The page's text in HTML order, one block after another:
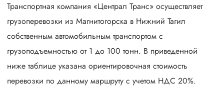
Транспортная компания «Централ Транс» осуществляет
грузоперевозки из Магнитогорска в Нижний Тагил
собственным автомобильным транспортом с
грузоподъемностью от 1 до 100 тонн. В приведенной
ниже таблице указана ориентировочная стоимость
перевозки по данному маршруту с учетом НДС 20%.